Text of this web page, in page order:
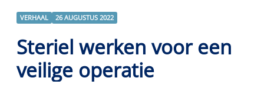
VERHAAL 26 AUGUSTUS 2022
Steriel werken voor een
veilige operatie